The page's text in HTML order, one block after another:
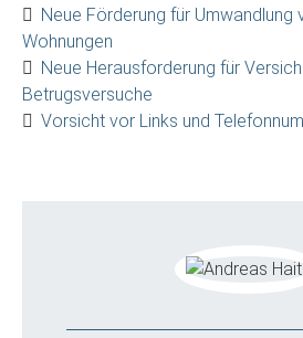
Neue Förderung für Umwandlung
Wohnungen
Neue Herausforderung für
Betrugsversuche
Vorsicht vor Links und